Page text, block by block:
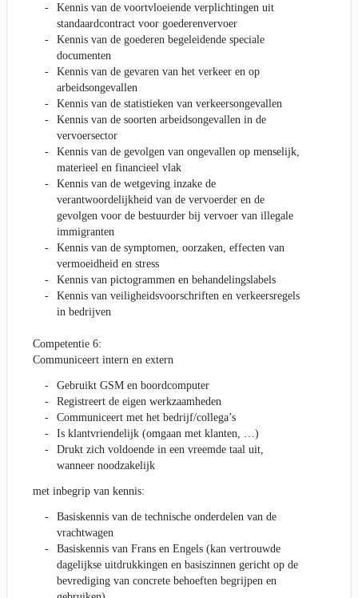
Kennis van de voortvloeiende verplichtingen uit
standaardcontract voor goederenvervoer
Kennis van de goederen begeleidende speciale
documenten
Kennis van de gevaren van het verkeer en op
arbeidsongevallen
Kennis van de statistieken van verkeersongevallen
Kennis van de soorten arbeidsongevallen in de
vervoersector
Kennis van de gevolgen van ongevallen op menselijk,
materieel en financieel vlak
Kennis van de wetgeving inzake de
verantwoordelijkheid van de vervoerder en de
gevolgen voor de bestuurder bij vervoer van illegale
immigranten
Kennis van de symptomen, oorzaken, effecten van
vermoeidheid en stress
Kennis van pictogrammen en behandelingslabels
Kennis van veiligheidsvoorschriften en verkeersregels
in bedrijven
Competentie 6:
Communiceert intern en extern
Gebruikt GSM en boordcomputer
Registreert de eigen werkzaamheden
Communiceert met het bedrijf/collega’s
Is klantvriendelijk (omgaan met klanten, …)
Drukt zich voldoende in een vreemde taal uit,
wanneer noodzakelijk
met inbegrip van kennis:
Basiskennis van de technische onderdelen van de
vrachtwagen
Basiskennis van Frans en Engels (kan vertrouwde
dagelijkse uitdrukkingen en basiszinnen gericht op de
bevrediging van concrete behoeften begrijpen en